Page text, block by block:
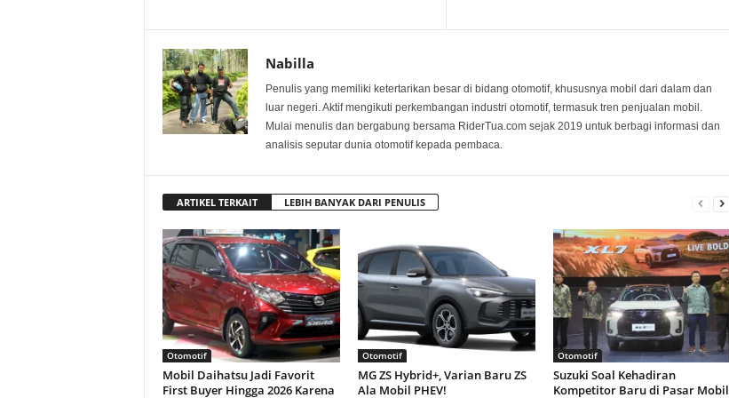
Nabilla
Penulis yang memiliki ketertarikan besar di bidang otomotif, khususnya mobil dari dalam dan
luar negeri. Aktif mengikuti perkembangan industri otomotif, termasuk tren penjualan mobil.
Mulai menulis dan bergabung bersama RiderTua.com sejak 2019 untuk berbagi informasi dan
analisis seputar dunia otomotif kepada pembaca.
ARTIKEL TERKAIT LEBIH BANYAK DARI PENULIS
Otomotif
Mobil Daihatsu Jadi Favorit
First Buyer Hingga 2026 Karena
Otomotif
MG ZS Hybrid+, Varian Baru ZS
Ala Mobil PHEV!
Otomotif
Suzuki Soal Kehadiran
Kompetitor Baru di Pasar Mobil